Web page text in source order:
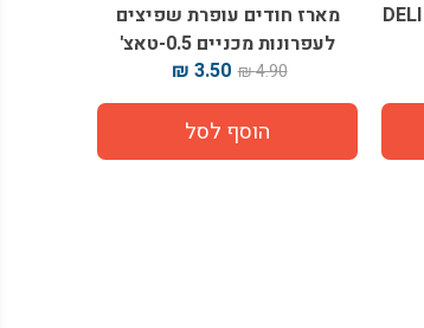
מארז חודים עופרת שפיצים
לעפרונות מכניים 0.5-טאצ'
4.90 ₪
3.50 ₪